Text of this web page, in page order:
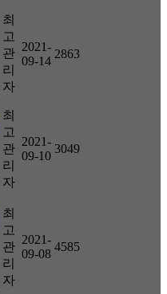
최
고
관
리
자
2021-
09-14
2863
최
고
관
리
자
2021-
09-10
3049
최
고
관
리
자
2021-
09-08
4585